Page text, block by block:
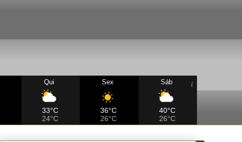
Qui
33°C
24°C
Sex
36°C
26°C
Sáb
40°C
26°C